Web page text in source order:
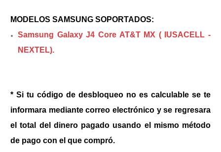
MODELOS SAMSUNG SOPORTADOS:
Samsung Galaxy J4 Core AT&T MX ( IUSACELL -
NEXTEL).
* Si tu código de desbloqueo no es calculable se te
informara mediante correo electrónico y se regresara
el total del dinero pagado usando el mismo método
de pago con el que compró.